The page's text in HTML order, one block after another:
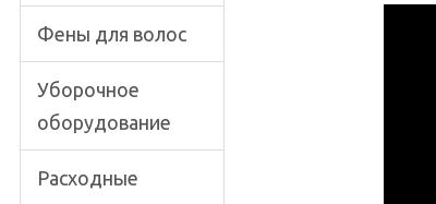
Фены для волос
Уборочное
оборудование
Расходные